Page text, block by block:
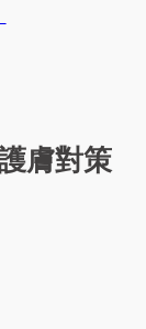
膚對策